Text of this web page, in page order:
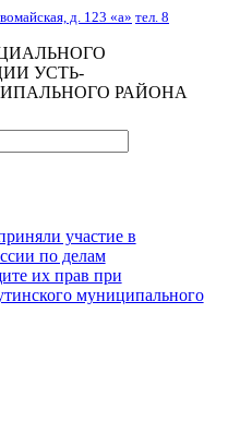
д. 123 «а» тел. 8
УСТЬ-
РАЙОНА
участие в
по делам
их прав при
муниципального